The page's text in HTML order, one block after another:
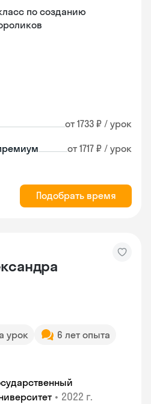
по созданию
от 1733 ₽ / урок
от 1717 ₽ / урок
Подобрать время
урок
6 лет опыта
• 2022 г.